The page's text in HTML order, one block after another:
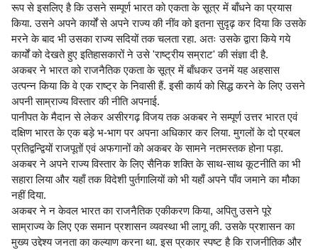
रूप से इसलिए है कि उसने सम्पूर्ण भारत को एकता के सूत्र में बाँधने का प्रयास
किया. उसने अपने कार्यों से अपने राज्य की नींव को इतना सुदृढ़ कर दिया कि उसके
मरने के बाद भी उसका राज्य सदियों तक चलता रहा. अतः उसके द्वारा किये गये
कार्यों को देखते हुए इतिहासकारों ने उसे 'राष्ट्रीय सम्राट' की संज्ञा दी है.
अकबर ने भारत को राजनैतिक एकता के सूत्र में बाँधकर उनमें यह अहसास
उत्पन्न किया कि वे एक राष्ट्र के निवासी हैं. इसी कार्य को सिद्ध करने के लिए उसने
अपनी साम्राज्य विस्तार की नीति अपनाई.
पानीपत के मैदान से लेकर असीरगढ़ विजय तक अकबर ने सम्पूर्ण उत्तर भारत एवं
दक्षिण भारत के एक बड़े भ-भाग पर अपना अधिकार कर लिया. मुगलों के दो प्रबल
प्रतिद्वन्द्वियों राजपूतों एवं अफगानों को अकबर के सामने नतमस्तक होना पड़ा.
अकबर ने अपने राज्य विस्तार के लिए सैनिक शक्ति के साथ-साथ कूटनीति का भी
सहारा लिया और यहाँ तक विदेशी पुर्तगालियों को भी यहाँ अपने पाँव जमाने का मौका
नहीं दिया.
अकबर ने न केवल भारत का राजनैतिक एकीकरण किया, अपितु उसने पूरे
साम्राज्य के लिए एक समान प्रशासन व्यवस्था भी लागू की. उसके प्रशासन का
मुख्य उद्देश्य जनता का कल्याण करना था. इस प्रकार स्पष्ट है कि राजनीतिक और